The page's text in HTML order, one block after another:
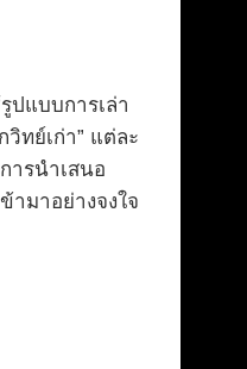
ปแบบการเล่า
ทย์เก่า” แต่ละ
ารนำเสนอ
มาอย่างจงใจ